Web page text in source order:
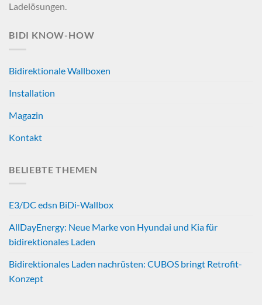
Ladelösungen.
BIDI KNOW-HOW
Bidirektionale Wallboxen
Installation
Magazin
Kontakt
BELIEBTE THEMEN
E3/DC edsn BiDi-Wallbox
AllDayEnergy: Neue Marke von Hyundai und Kia für
bidirektionales Laden
Bidirektionales Laden nachrüsten: CUBOS bringt Retrofit-
Konzept